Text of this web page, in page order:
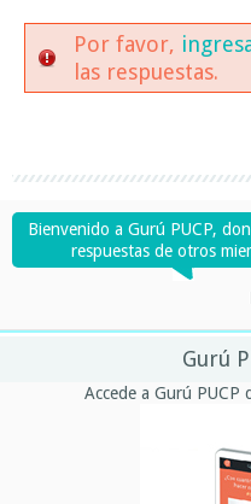
Por favor,
las respuestas.
Bienvenido a Gurú PUCP,
respuestas de otros
Gurú
Accede a Gurú PUCP